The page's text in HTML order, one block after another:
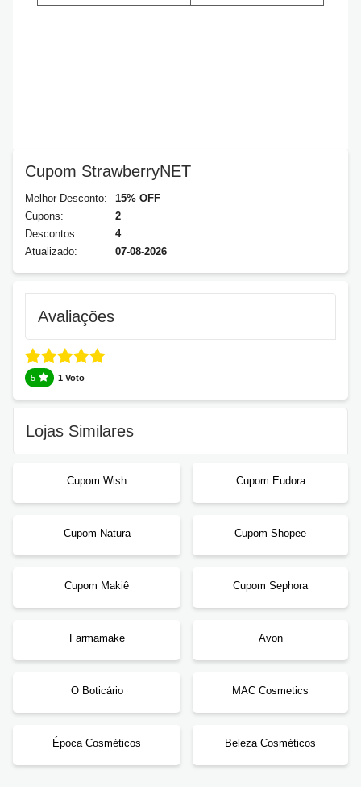
Cupom StrawberryNET
Melhor Desconto:
15% OFF
Cupons:
2
Descontos:
4
Atualizado:
07-08-2026
Avaliações
5 1 Voto
Lojas Similares
Cupom Wish Cupom Eudora
Cupom Natura Cupom Shopee
Cupom Makiê Cupom Sephora
Farmamake Avon
O Boticário MAC Cosmetics
Época Cosméticos Beleza Cosméticos